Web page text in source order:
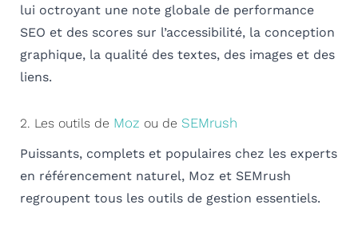
lui octroyant une note globale de performance
SEO et des scores sur l’accessibilité, la conception
graphique, la qualité des textes, des images et des
liens.
2. Les outils de Moz ou de SEMrush
Puissants, complets et populaires chez les experts
en référencement naturel, Moz et SEMrush
regroupent tous les outils de gestion essentiels.